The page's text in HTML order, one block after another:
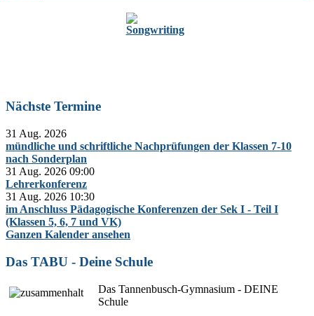
Nächste Termine
31 Aug. 2026
mündliche und schriftliche Nachprüfungen der Klassen 7-10
nach Sonderplan
31 Aug. 2026 09:00
Lehrerkonferenz
31 Aug. 2026 10:30
im Anschluss Pädagogische Konferenzen der Sek I - Teil I
(Klassen 5, 6, 7 und VK)
Ganzen Kalender ansehen
Das TABU - Deine Schule
Das Tannenbusch-Gymnasium - DEINE
Schule